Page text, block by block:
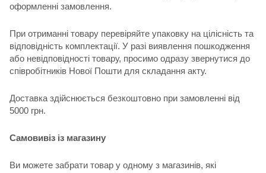
оформленні замовлення.
При отриманні товару перевіряйте упаковку на цілісність та
відповідність комплектації. У разі виявлення пошкодження
або невідповідності товару, просимо одразу звернутися до
співробітників Нової Пошти для складання акту.
Доставка здійснюється безкоштовно при замовленні від
5000 грн.
Самовивіз із магазину
Ви можете забрати товар у одному з магазинів, які